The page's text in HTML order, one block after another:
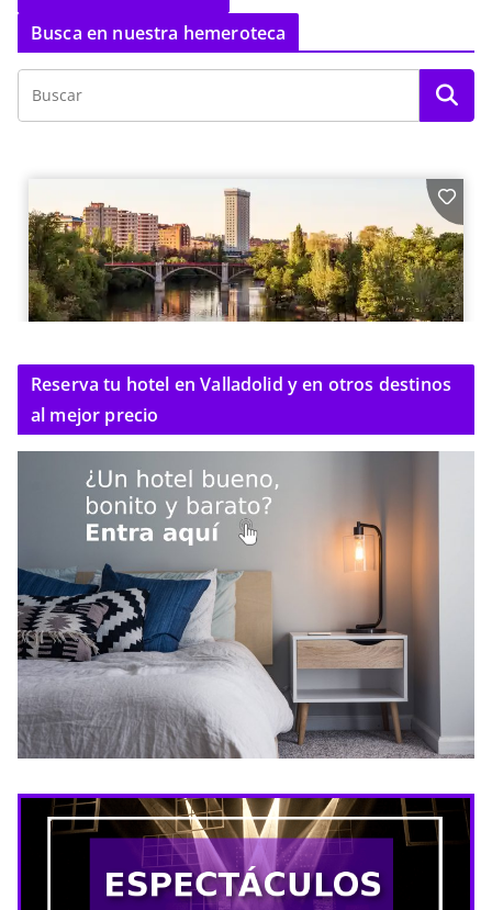
Busca en nuestra hemeroteca
Reserva tu hotel en Valladolid y en otros destinos
al mejor precio